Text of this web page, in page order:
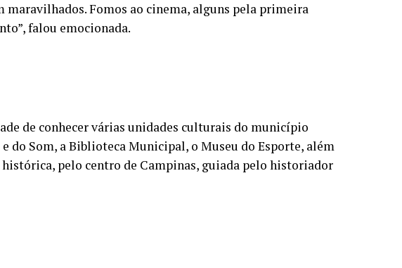
maravilhados. Fomos ao cinema, alguns pela primeira
falou emocionada.
de conhecer várias unidades culturais do município
do Som, a Biblioteca Municipal, o Museu do Esporte, além
pelo centro de Campinas, guiada pelo historiador